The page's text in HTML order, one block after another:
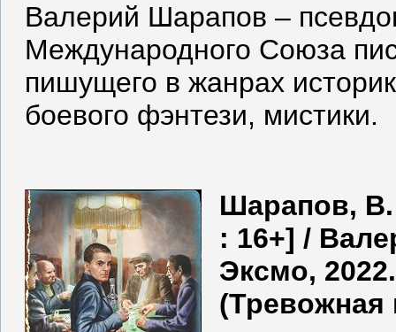
Валерий Шарапов –
Международного Союза
пишущего в жанрах
боевого фэнтези, мистики.
Шарапов, В.
: 16+] /
Эксмо,
(Тревожная